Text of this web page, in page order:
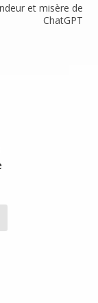
et misère de
ChatGPT